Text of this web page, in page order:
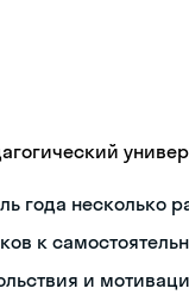
года несколько
к
и